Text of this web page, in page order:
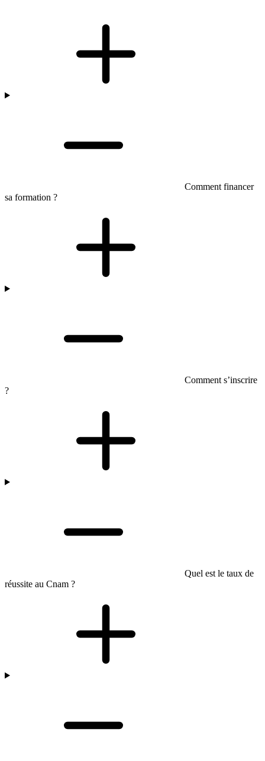
Comment financer
sa formation ?
Comment s’inscrire
?
Quel est le taux de
réussite au Cnam ?